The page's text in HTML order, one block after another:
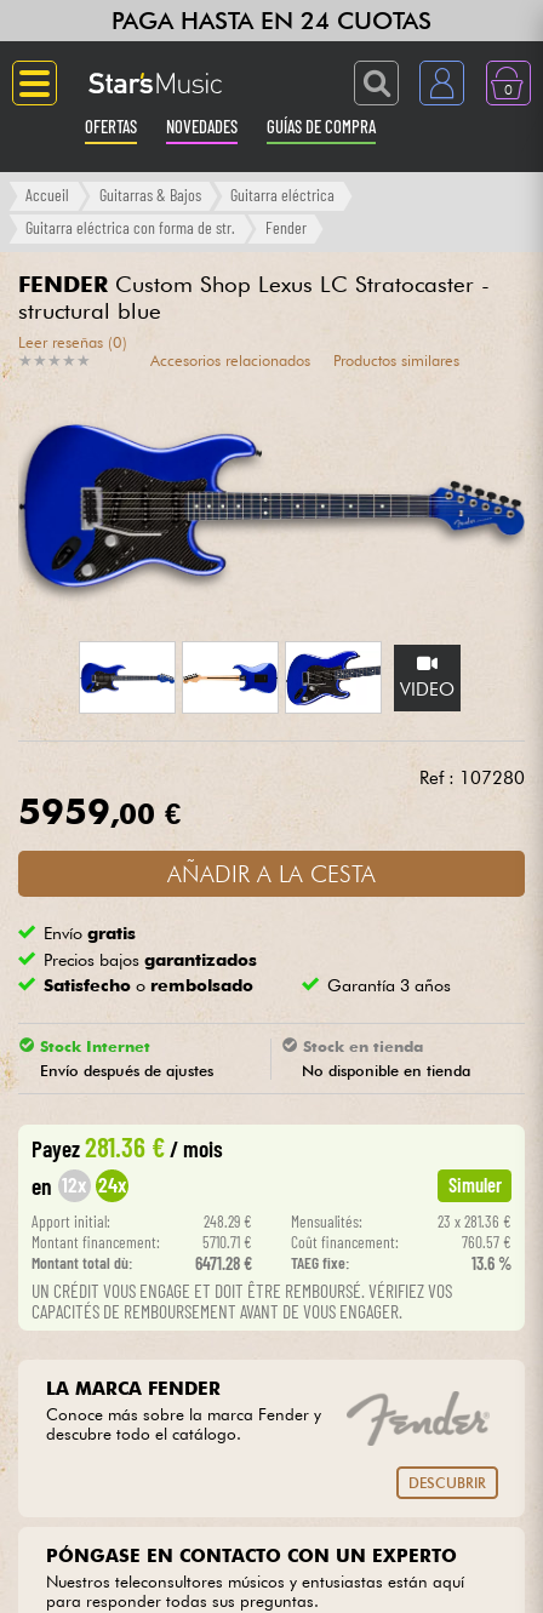
PAGA HASTA EN 24 CUOTAS
0
OFERTAS NOVEDADES GUÍAS DE COMPRA
Langue
Ampli & Efectos
Sintetizadores & samplers
Grabación
Auriculares
DJ
Luces
Batería y percusión
Vientos
Violines y cuarteto
Niños
Cables & Acces.
HiFi
Bundle
Ver nuestras marcas
Accueil Guitarras & Bajos
Guitarra eléctrica
Guitarra eléctrica con forma de str.
Fender
FENDER Custom Shop Lexus LC Stratocaster -
structural blue
★ ★ ★ ★ ★
★ ★ ★ ★ ★
Leer reseñas (0)
Accesorios relacionados
Productos similares
VIDEO
Ref : 107280
5959,00 €
AÑADIR A LA CESTA
Envíogratis
Precios bajosgarantizados
Satisfecho o rembolsado Garantía 3 años
Stock Internet
Envío después de ajustes
Stock en tienda
No disponible en tienda
Payez281.36 €/ mois
en 12x 24x Simuler
Apport initial: 248.29 € Mensualités:
23 x 281.36 €
Montant financement:
5710.71 € Coût financement:
760.57 €
Montant total dù:
6471.28 € TAEG fixe: 13.6 %
UN CRÉDIT VOUS ENGAGE ET DOIT ÊTRE REMBOURSÉ. VÉRIFIEZ VOS
CAPACITÉS DE REMBOURSEMENT AVANT DE VOUS ENGAGER.
LA MARCA FENDER
Conoce más sobre la marca Fender y
descubre todo el catálogo.
DESCUBRIR
PÓNGASE EN CONTACTO CON UN EXPERTO
Nuestros teleconsultores músicos y entusiastas están aquí
para responder todas sus preguntas.